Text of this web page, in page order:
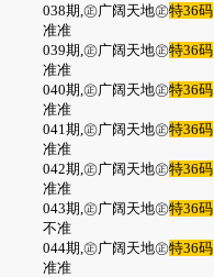
038期,㊣广阔天地㊣特36码
准准
039期,㊣广阔天地㊣特36码
准准
040期,㊣广阔天地㊣特36码
准准
041期,㊣广阔天地㊣特36码
准准
042期,㊣广阔天地㊣特36码
准准
043期,㊣广阔天地㊣特36码
不准
044期,㊣广阔天地㊣特36码
准准